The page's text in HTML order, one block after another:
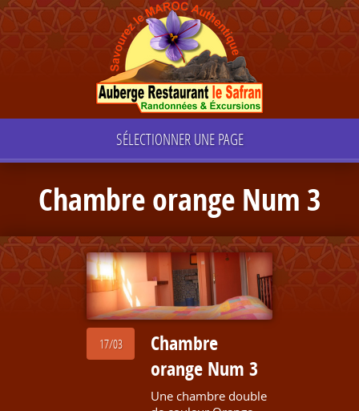
SÉLECTIONNER UNE PAGE
Chambre orange Num 3
17/03
Chambre
orange Num 3
Une chambre double